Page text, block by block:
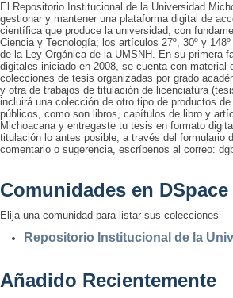
El Repositorio Institucional de la Universidad
gestionar y mantener una plataforma digital de
científica que produce la universidad, con
Ciencia y Tecnología; los artículos 27º, 30º y
de la Ley Orgánica de la UMSNH. En su primera
digitales iniciado en 2008, se cuenta con
colecciones de tesis organizadas por grado
y otra de trabajos de titulación de licenciatura
incluirá una colección de otro tipo de productos
públicos, como son libros, capítulos de libro y
Michoacana y entregaste tu tesis en formato
titulación lo antes posible, a través del formulario
comentario o sugerencia, escríbenos al correo:
Comunidades en DSpace
Elija una comunidad para listar sus colecciones
Repositorio Institucional de la
Añadido Recientemente